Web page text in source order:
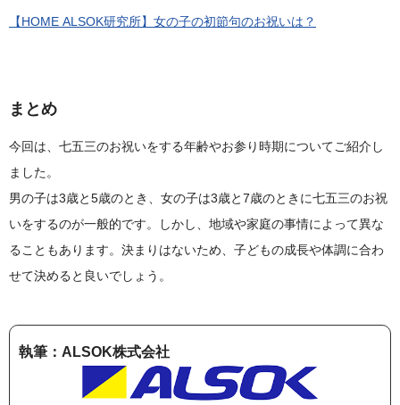
【HOME ALSOK研究所】女の子の初節句のお祝いは？
まとめ
今回は、七五三のお祝いをする年齢やお参り時期についてご紹介し
ました。
男の子は3歳と5歳のとき、女の子は3歳と7歳のときに七五三のお祝
いをするのが一般的です。しかし、地域や家庭の事情によって異な
ることもあります。決まりはないため、子どもの成長や体調に合わ
せて決めると良いでしょう。
執筆：ALSOK株式会社